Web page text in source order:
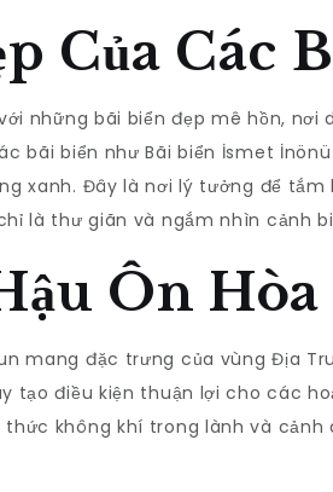
Của Các
những bãi biển đẹp mê hồn,
bãi biển như Bãi biển İsmet
xanh. Đây là nơi lý tưởng để
là thư giãn và ngắm nhìn cảnh
Ôn Hòa
mang đặc trưng của vùng Địa
tạo điều kiện thuận lợi cho các
không khí trong lành và cảnh